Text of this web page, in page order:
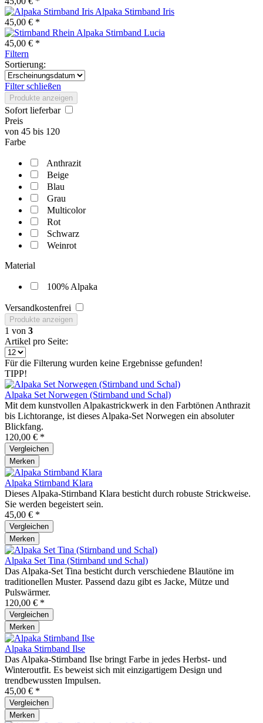
Alpaka Stirnband Iris
45,00 € *
Alpaka Stirnband Lucia
45,00 € *
Filtern
Sortierung:
Filter schließen
Produkte anzeigen
Sofort lieferbar
Preis
von 45 bis 120
Farbe
Anthrazit
Beige
Blau
Grau
Multicolor
Rot
Schwarz
Weinrot
Material
100% Alpaka
Versandkostenfrei
Produkte anzeigen
1 von 3
Artikel pro Seite:
Für die Filterung wurden keine Ergebnisse gefunden!
TIPP!
Alpaka Set Norwegen (Stirnband und Schal)
Mit dem kunstvollen Alpakastrickwerk in den Farbtönen Anthrazit
bis Lichtorange, ist dieses Alpaka-Set Norwegen ein absoluter
Blickfang.
120,00 € *
Vergleichen
Merken
Alpaka Stirnband Klara
Dieses Alpaka-Stirnband Klara besticht durch robuste Strickweise.
Sie werden begeistert sein.
45,00 € *
Vergleichen
Merken
Alpaka Set Tina (Stirnband und Schal)
Das Alpaka-Set Tina besticht durch verschiedene Blautöne im
traditionellen Muster. Passend dazu gibt es Jacke, Mütze und
Pulswärmer.
120,00 € *
Vergleichen
Merken
Alpaka Stirnband Ilse
Das Alpaka-Stirnband Ilse bringt Farbe in jedes Herbst- und
Winteroutfit. Es beweist sich mit einzigartigem Design und
trendbewussten Impulsen.
45,00 € *
Vergleichen
Merken